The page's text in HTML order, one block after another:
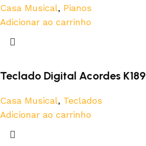
Casa Musical, Pianos
Adicionar ao carrinho
Teclado Digital Acordes
Casa Musical, Teclados
Adicionar ao carrinho